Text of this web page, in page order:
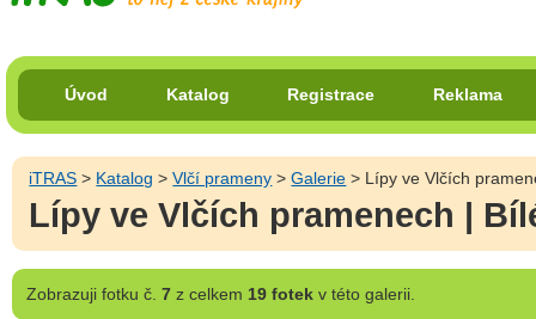
Úvod Katalog Registrace Reklama
iTRAS > Katalog >Vlčí prameny >Galerie > Lípy ve Vlčích
Lípy ve Vlčích pramenech |
Zobrazujifotku č. 7z celkem 19 fotekv této galerii.